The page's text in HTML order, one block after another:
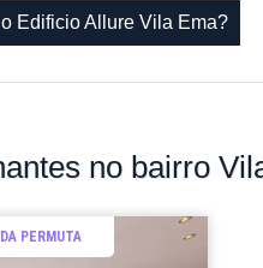
Edificio Allure Vila Ema?
no bairro
PERMUTA